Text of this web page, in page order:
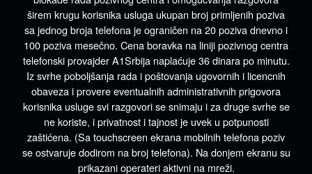
širem krugu korisnika usluga ukupan broj primljenih poziva
sa jednog broja telefona je ograničen na 20 poziva dnevno i
100 poziva mesečno. Cena boravka na liniji pozivnog centra
telefonski provajder A1Srbija naplaćuje 36 dinara po minutu.
Iz svrhe poboljšanja rada i poštovanja ugovornih i licencnih
obaveza i provere eventualnih administrativnih prigovora
korisnika usluge svi razgovori se snimaju i za druge svrhe se
ne koriste, i privatnost i tajnost je uvek u potpunosti
zaštićena. (Sa touchscreen ekrana mobilnih telefona poziv
se ostvaruje dodirom na broj telefona). Na donjem ekranu su
prikazani operateri aktivni na mreži.